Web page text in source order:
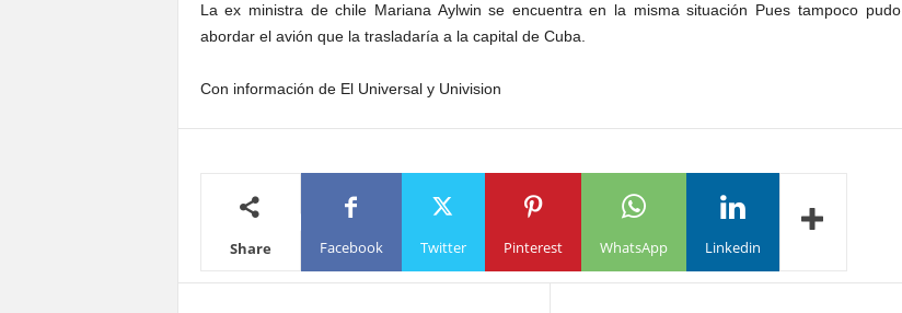
La ex ministra de chile Mariana Aylwin se encuentra en la misma situación Pues tampoco pudo
abordar el avión que la trasladaría a la capital de Cuba.
Con información de El Universal y Univision
Share Facebook Twitter Pinterest WhatsApp Linkedin